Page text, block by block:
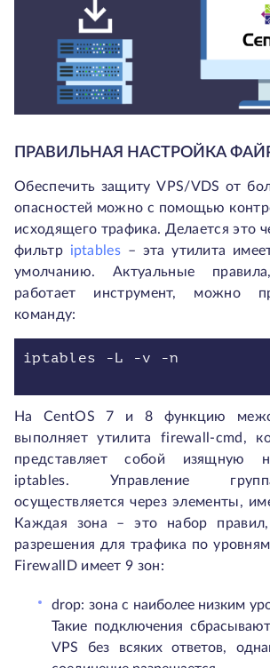
ПРАВИЛЬНАЯ НАСТРОЙКА
Обеспечить защиту VPS/VDS от
опасностей можно с помощью
исходящего трафика. Делается это
фильтр iptables – эта утилита
умолчанию. Актуальные
работает инструмент, можно
команду:
На CentOS 7 и 8 функцию
выполняет утилита firewall-cmd,
представляет собой изящную
iptables. Управление
осуществляется через элементы,
Каждая зона – это набор
разрешения для трафика по
FirewallD имеет 9 зон:
drop: зона с наиболее низким
Такие подключения
VPS без всяких ответов,